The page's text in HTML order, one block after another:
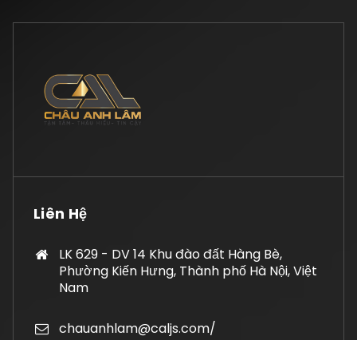
Liên Hệ
LK 629 - DV 14 Khu đào đất Hàng Bè,
Phường Kiến Hưng, Thành phố Hà Nội, Việt
Nam
chauanhlam@caljs.com/